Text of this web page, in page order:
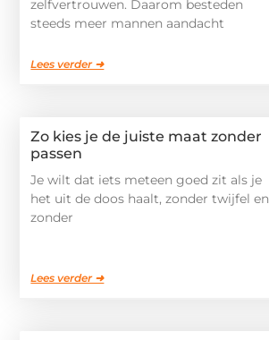
zelfvertrouwen. Daarom besteden
steeds meer mannen aandacht
Lees verder ➜
Zo kies je de juiste maat zonder
passen
Je wilt dat iets meteen goed zit als je
het uit de doos haalt, zonder twijfel en
zonder
Lees verder ➜